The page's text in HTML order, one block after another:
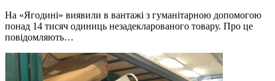
На «Ягодині» виявили в вантажі з гуманітарною допомогою
понад 14 тисяч одиниць незадекларованого товару. Про це
повідомляють…